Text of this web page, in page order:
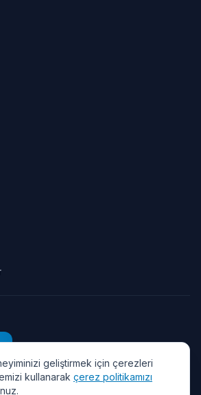
geliştirmek için çerezleri
kullanarak çerez politikamızı